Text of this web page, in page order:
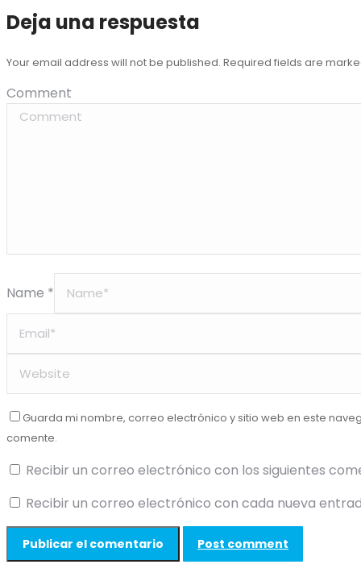
Deja una respuesta
Your email address will not be published. Required fields are
Comment
Name *
Guarda mi nombre, correo electrónico y sitio web en este
comente.
Recibir un correo electrónico con los siguientes
Recibir un correo electrónico con cada nueva
Post comment